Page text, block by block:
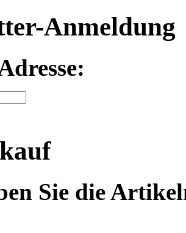
Anmeldung
Sie die